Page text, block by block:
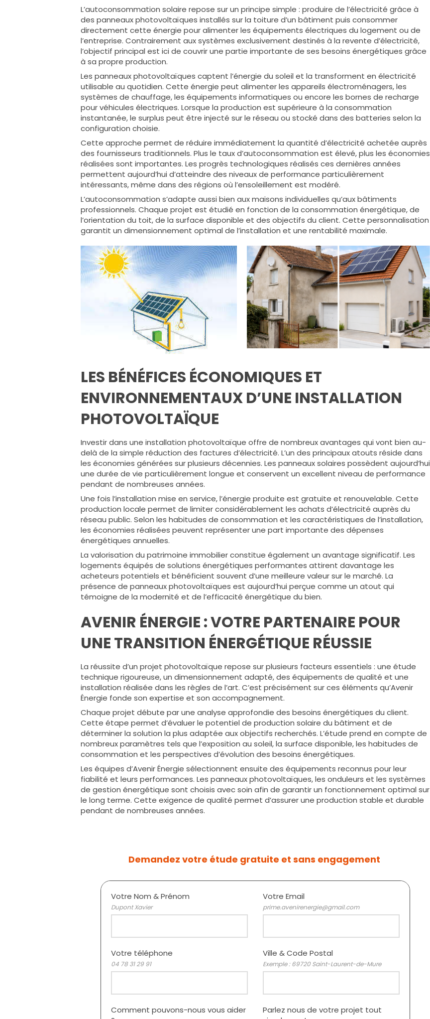
L’autoconsommation solaire repose sur un principe simple : produire de l’électricité grâce à
des panneaux photovoltaïques installés sur la toiture d’un bâtiment puis consommer
directement cette énergie pour alimenter les équipements électriques du logement ou de
l’entreprise. Contrairement aux systèmes exclusivement destinés à la revente d’électricité,
l’objectif principal est ici de couvrir une partie importante de ses besoins énergétiques grâce
à sa propre production.
Les panneaux photovoltaïques captent l’énergie du soleil et la transforment en électricité
utilisable au quotidien. Cette énergie peut alimenter les appareils électroménagers, les
systèmes de chauffage, les équipements informatiques ou encore les bornes de recharge
pour véhicules électriques. Lorsque la production est supérieure à la consommation
instantanée, le surplus peut être injecté sur le réseau ou stocké dans des batteries selon la
configuration choisie.
Cette approche permet de réduire immédiatement la quantité d’électricité achetée auprès
des fournisseurs traditionnels. Plus le taux d’autoconsommation est élevé, plus les économies
réalisées sont importantes. Les progrès technologiques réalisés ces dernières années
permettent aujourd’hui d’atteindre des niveaux de performance particulièrement
intéressants, même dans des régions où l’ensoleillement est modéré.
L’autoconsommation s’adapte aussi bien aux maisons individuelles qu’aux bâtiments
professionnels. Chaque projet est étudié en fonction de la consommation énergétique, de
l’orientation du toit, de la surface disponible et des objectifs du client. Cette personnalisation
garantit un dimensionnement optimal de l’installation et une rentabilité maximale.
LES BÉNÉFICES ÉCONOMIQUES ET
ENVIRONNEMENTAUX D’UNE INSTALLATION
PHOTOVOLTAÏQUE
Investir dans une installation photovoltaïque offre de nombreux avantages qui vont bien au-
delà de la simple réduction des factures d’électricité. L’un des principaux atouts réside dans
les économies générées sur plusieurs décennies. Les panneaux solaires possèdent aujourd’hui
une durée de vie particulièrement longue et conservent un excellent niveau de performance
pendant de nombreuses années.
Une fois l’installation mise en service, l’énergie produite est gratuite et renouvelable. Cette
production locale permet de limiter considérablement les achats d’électricité auprès du
réseau public. Selon les habitudes de consommation et les caractéristiques de l’installation,
les économies réalisées peuvent représenter une part importante des dépenses
énergétiques annuelles.
La valorisation du patrimoine immobilier constitue également un avantage significatif. Les
logements équipés de solutions énergétiques performantes attirent davantage les
acheteurs potentiels et bénéficient souvent d’une meilleure valeur sur le marché. La
présence de panneaux photovoltaïques est aujourd’hui perçue comme un atout qui
témoigne de la modernité et de l’efficacité énergétique du bien.
AVENIR ÉNERGIE : VOTRE PARTENAIRE POUR
UNE TRANSITION ÉNERGÉTIQUE RÉUSSIE
La réussite d’un projet photovoltaïque repose sur plusieurs facteurs essentiels : une étude
technique rigoureuse, un dimensionnement adapté, des équipements de qualité et une
installation réalisée dans les règles de l’art. C’est précisément sur ces éléments qu’Avenir
Énergie fonde son expertise et son accompagnement.
Chaque projet débute par une analyse approfondie des besoins énergétiques du client.
Cette étape permet d’évaluer le potentiel de production solaire du bâtiment et de
déterminer la solution la plus adaptée aux objectifs recherchés. L’étude prend en compte de
nombreux paramètres tels que l’exposition au soleil, la surface disponible, les habitudes de
consommation et les perspectives d’évolution des besoins énergétiques.
Les équipes d’Avenir Énergie sélectionnent ensuite des équipements reconnus pour leur
fiabilité et leurs performances. Les panneaux photovoltaïques, les onduleurs et les systèmes
de gestion énergétique sont choisis avec soin afin de garantir un fonctionnement optimal sur
le long terme. Cette exigence de qualité permet d’assurer une production stable et durable
pendant de nombreuses années.
Demandez votre étude gratuite et sans engagement
Votre Nom & Prénom
Dupont Xavier
Votre Email
prime.avenirenergie@gmail.com
Votre téléphone
04 78 31 29 91
Ville & Code Postal
Exemple : 69720 Saint-Laurent-de-Mure
Comment pouvons-nous vous aider
Parlez nous de votre projet tout